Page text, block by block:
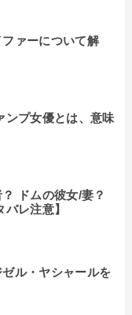
ァーについて解
ンプ女優とは、意味
ドムの彼女/妻？
レ注意】
ル・ヤシャールを